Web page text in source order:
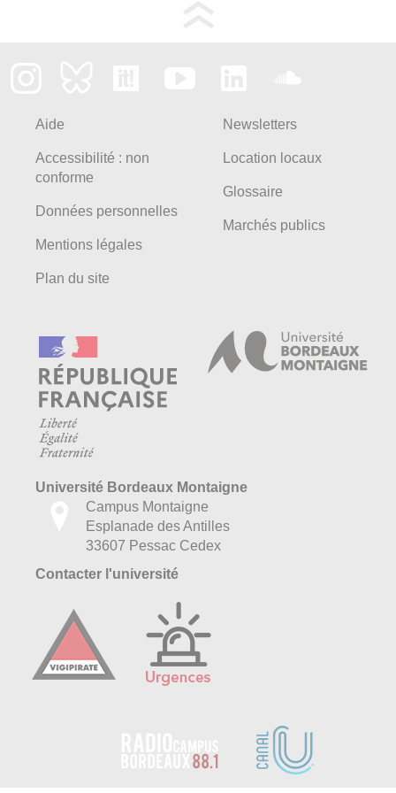
Aide
Accessibilité : non
conforme
Données personnelles
Mentions légales
Plan du site
Newsletters
Location locaux
Glossaire
Marchés publics
Université Bordeaux Montaigne
Campus Montaigne
Esplanade des Antilles
33607 Pessac Cedex
Contacter l'université